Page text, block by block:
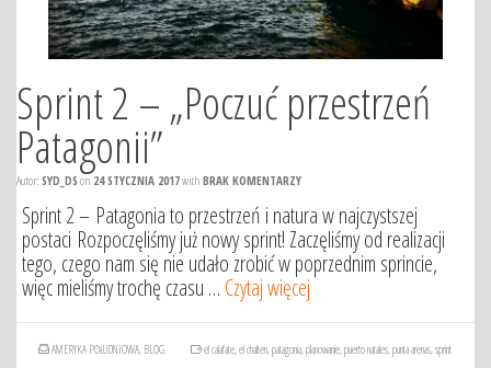
Sprint 2 – „Poczuć przestrzeń
Patagonii”
Autor: SYD_DS on 24 STYCZNIA 2017with BRAK KOMENTARZY
Sprint 2 – Patagonia to przestrzeń i natura w najczystszej
postaci Rozpoczęliśmy już nowy sprint! Zaczęliśmy od realizacji
tego, czego nam się nie udało zrobić w poprzednim sprincie,
więc mieliśmy trochę czasu … Czytaj więcej
AMERYKA POŁUDNIOWA, BLOG el calafate,el chalten,patagonia,planowanie,puerto natales,punta arenas,sprint